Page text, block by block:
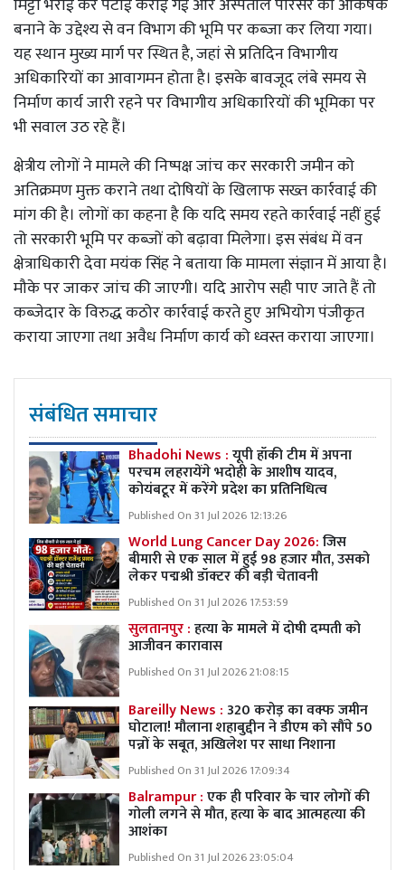
बनाने के उद्देश्य से वन विभाग की भूमि पर कब्जा कर लिया गया।
यह स्थान मुख्य मार्ग पर स्थित है, जहां से प्रतिदिन विभागीय
अधिकारियों का आवागमन होता है। इसके बावजूद लंबे समय से
निर्माण कार्य जारी रहने पर विभागीय अधिकारियों की भूमिका पर
भी सवाल उठ रहे हैं।
क्षेत्रीय लोगों ने मामले की निष्पक्ष जांच कर सरकारी जमीन को
अतिक्रमण मुक्त कराने तथा दोषियों के खिलाफ सख्त कार्रवाई की
मांग की है। लोगों का कहना है कि यदि समय रहते कार्रवाई नहीं हुई
तो सरकारी भूमि पर कब्जों को बढ़ावा मिलेगा। इस संबंध में वन
क्षेत्राधिकारी देवा मयंक सिंह ने बताया कि मामला संज्ञान में आया है।
मौके पर जाकर जांच की जाएगी। यदि आरोप सही पाए जाते हैं तो
कब्जेदार के विरुद्ध कठोर कार्रवाई करते हुए अभियोग पंजीकृत
कराया जाएगा तथा अवैध निर्माण कार्य को ध्वस्त कराया जाएगा।
संबंधित समाचार
Bhadohi News :यूपी हॉकी टीम में अपना
परचम लहरायेंगे भदोही के आशीष यादव,
कोयंबटूर में करेंगे प्रदेश का प्रतिनिधित्व
Published On 31 Jul 2026 12:13:26
World Lung Cancer Day 2026:जिस
बीमारी से एक साल में हुई 98 हजार मौत, उसको
लेकर पद्मश्री डॉक्टर की बड़ी चेतावनी
Published On 31 Jul 2026 17:53:59
सुलतानपुर :हत्या के मामले में दोषी दम्पती को
आजीवन कारावास
Published On 31 Jul 2026 21:08:15
Bareilly News :320 करोड़ का वक्फ जमीन
घोटाला! मौलाना शहाबुद्दीन ने डीएम को सौंपे 50
पन्नों के सबूत, अखिलेश पर साधा निशाना
Published On 31 Jul 2026 17:09:34
Balrampur :एक ही परिवार के चार लोगों की
गोली लगने से मौत, हत्या के बाद आत्महत्या की
आशंका
Published On 31 Jul 2026 23:05:04